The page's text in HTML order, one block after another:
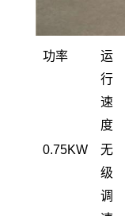
功率
运
行
速
度
0.75KW
无
级
调